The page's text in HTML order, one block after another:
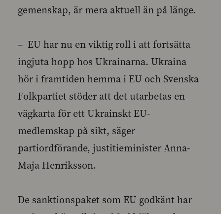
gemenskap, är mera aktuell än på länge.
– EU har nu en viktig roll i att fortsätta
ingjuta hopp hos Ukrainarna. Ukraina
hör i framtiden hemma i EU och Svenska
Folkpartiet stöder att det utarbetas en
vägkarta för ett Ukrainskt EU-
medlemskap på sikt, säger
partiordförande, justitieminister Anna-
Maja Henriksson.
De sanktionspaket som EU godkänt har